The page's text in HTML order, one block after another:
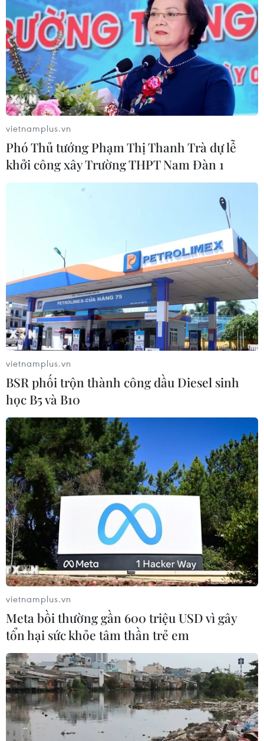
TIN CÙNG CHUYÊN MỤC
Tây Ninh thúc đẩy bình dân học vụ
số, tạo động lực phát triển kinh tế số
07/08/2026 07:17
Hàn Quốc đầu tư xây “Thung lũng
K-Vietnam” gắn với hậu duệ dòng họ
Lý
07/08/2026 06:30
vietnamplus.vn
Phó Thủ tướng Phạm Thị Thanh Trà dự lễ
khởi công xây Trường THPT Nam Đàn 1
vietnamplus.vn
BSR phối trộn thành công dầu Diesel sinh
học B5 và B10
vietnamplus.vn
Meta bồi thường gần 600 triệu USD vì gây
tổn hại sức khỏe tâm thần trẻ em